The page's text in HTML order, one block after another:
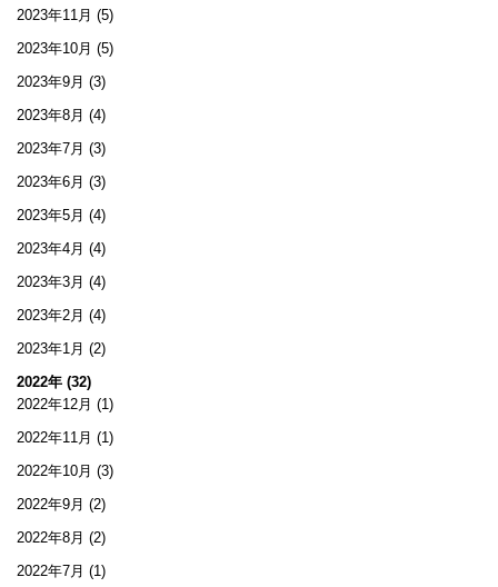
2023年11月 (5)
2023年10月 (5)
2023年9月 (3)
2023年8月 (4)
2023年7月 (3)
2023年6月 (3)
2023年5月 (4)
2023年4月 (4)
2023年3月 (4)
2023年2月 (4)
2023年1月 (2)
2022年 (32)
2022年12月 (1)
2022年11月 (1)
2022年10月 (3)
2022年9月 (2)
2022年8月 (2)
2022年7月 (1)